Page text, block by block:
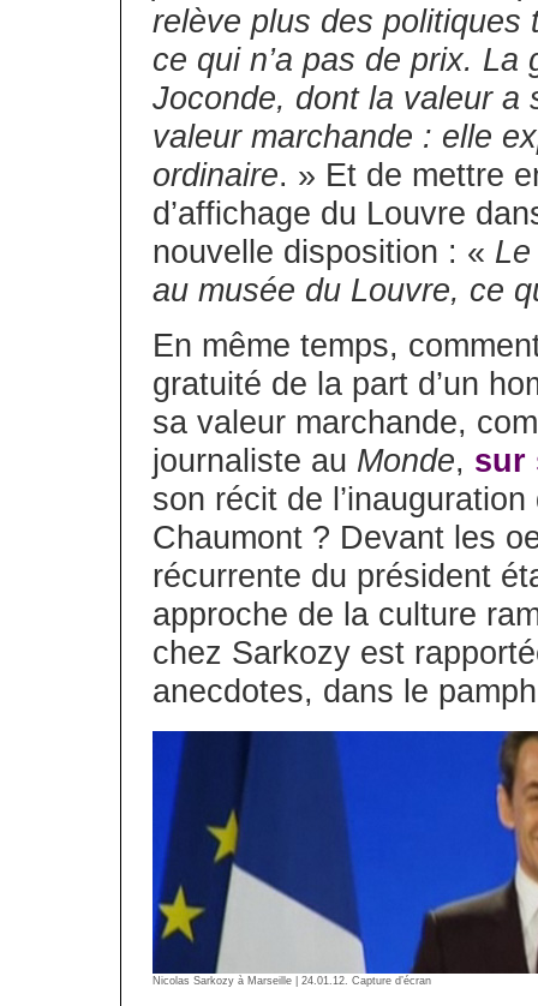
relève plus des politiques
ce qui n’a pas de prix.
Joconde, dont la valeur a
valeur marchande : elle
ordinaire. » Et de mettre
d’affichage du Louvre
nouvelle disposition : «
au musée du Louvre, ce
En même temps,
gratuité de la part d’un
sa valeur marchande,
journaliste au Monde, sur
son récit de
Chaumont ? Devant les
récurrente du président
approche de la culture
chez Sarkozy est
anecdotes, dans le
Nicolas Sarkozy à Marseille | 24.01.12. Capture d’écran